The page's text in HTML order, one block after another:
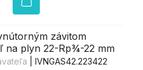
závitom
na plyn 22-Rp¾-22 mm
| IVNGAS42.223422